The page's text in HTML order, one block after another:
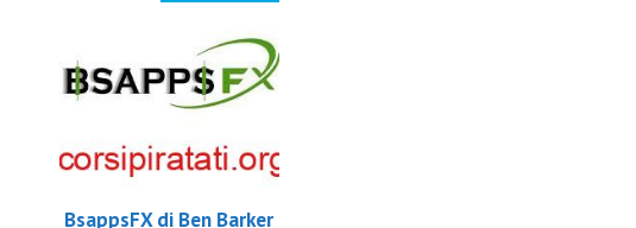
BsappsFX di Ben Barker